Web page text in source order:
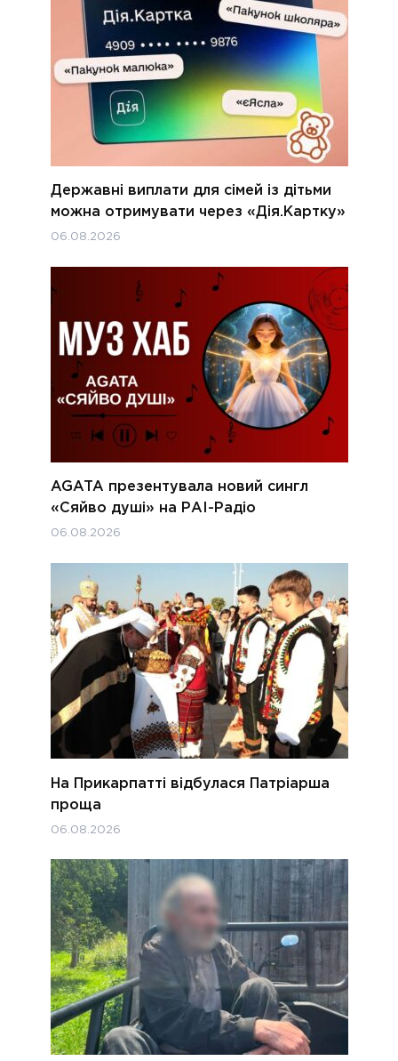
Державні виплати для сімей із дітьми
можна отримувати через «Дія.Картку»
06.08.2026
AGATA презентувала новий сингл
«Сяйво душі» на РАІ-Радіо
06.08.2026
На Прикарпатті відбулася Патріарша
проща
06.08.2026